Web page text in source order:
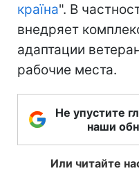
країна". В
внедряет
адаптации
рабочие места.
Не упустите
наши
Или читайте